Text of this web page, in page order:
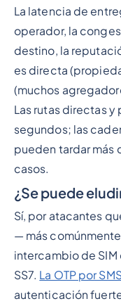
La latencia de
operador, la
destino, la
es directa
(muchos
Las rutas directas y
segundos; las
pueden tardar más
casos.
¿Se puede
Sí, por atacantes
— más
intercambio de
SS7. La OTP por
autenticación